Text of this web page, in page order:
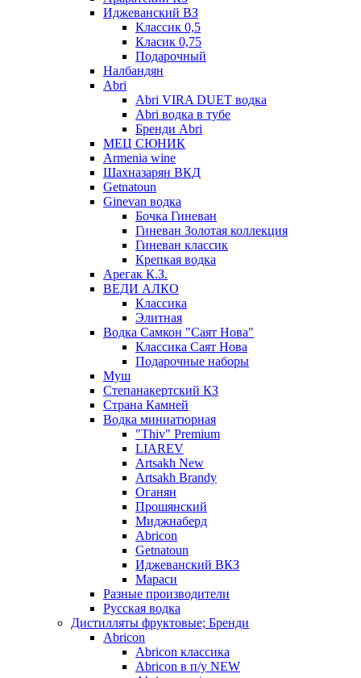
Иджеванский ВЗ
Классик 0,5
Класик 0,75
Подарочный
Налбандян
Abri
Abri VIRA DUET водка
Abri водка в тубе
Бренди Abri
МЕЦ СЮНИК
Armenia wine
Шахназарян ВКД
Getnatoun
Ginevan водка
Бочка Гиневан
Гиневан Золотая коллекция
Гиневан классик
Крепкая водка
Арегак К.З.
ВЕДИ АЛКО
Классика
Элитная
Водка Самкон "Саят Нова"
Классика Саят Нова
Подарочные наборы
Муш
Степанакертский КЗ
Страна Камней
Водка миниатюрная
"Thiv" Premium
LIAREV
Artsakh New
Artsakh Brandy
Оганян
Прошянский
Миджнаберд
Abricon
Getnatoun
Иджеванский ВКЗ
Мараси
Разные производители
Русская водка
Дистилляты фруктовые; Бренди
Abricon
Abricon классика
Abricon в п/у NEW